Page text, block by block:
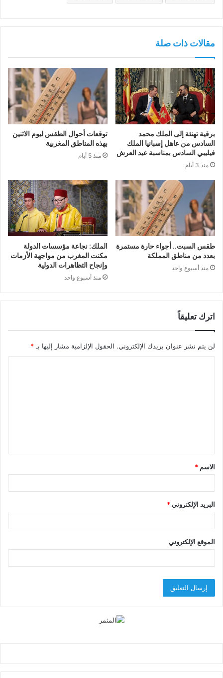
مقالات ذات صلة
برقية تهنئة إلى الملك محمد
السادس من عاهل إسبانيا الملك
فيليبي السادس بمناسبة عيد العرش
منذ 3 أيام
توقعات أحوال الطقس ليوم الاثنين
بهذه المناطق المغربية
منذ 5 أيام
طقس السبت.. أجواء حارة مستمرة
بعدد من مناطق المملكة
منذ أسبوع واحد
الملك: نجاعة مؤسسات الدولة
مكنت المغرب من مواجهة الأزمات
وإنجاح التظاهرات الدولية
منذ أسبوع واحد
اترك تعليقاً
لن يتم نشر عنوان بريدك الإلكتروني. الحقول الإلزامية مشار إليها بـ *
ق
*
الاسم *
البريد الإلكتروني*
الموقع الإلكتروني